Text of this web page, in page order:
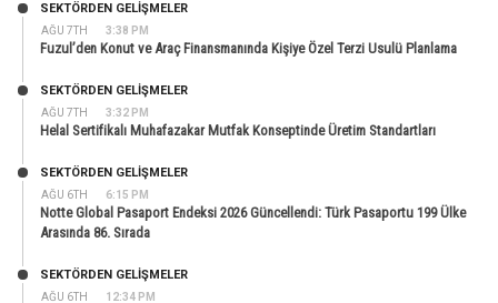
AĞU 7TH 3:38 PM
SEKTÖRDEN GELIŞMELER
Fuzul’den Konut ve Araç Finansmanında Kişiye Özel Terzi Usulü Planlama
AĞU 7TH 3:32 PM
SEKTÖRDEN GELIŞMELER
Helal Sertifikalı Muhafazakar Mutfak Konseptinde Üretim Standartları
AĞU 6TH 6:15 PM
SEKTÖRDEN GELIŞMELER
Notte Global Pasaport Endeksi 2026 Güncellendi: Türk Pasaportu 199 Ülke
Arasında 86. Sırada
AĞU 6TH 12:34 PM
SEKTÖRDEN GELIŞMELER